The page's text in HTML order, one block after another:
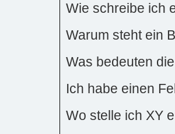
Wie schreibe ich
Warum steht ein
Was bedeuten
Ich habe einen
Wo stelle ich XY